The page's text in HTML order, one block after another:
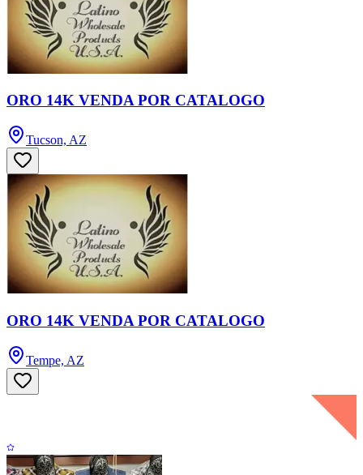
ORO 14K VENDA POR CATALOGO
Tucson, AZ
ORO 14K VENDA POR CATALOGO
Tempe, AZ